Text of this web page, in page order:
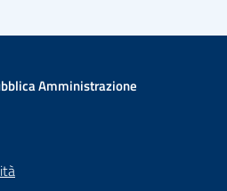
Amministrazione